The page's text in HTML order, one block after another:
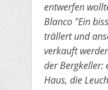
entwerfen
Blanco "Ein
trällert und
verkauft
der Bergkeller:
Haus, die